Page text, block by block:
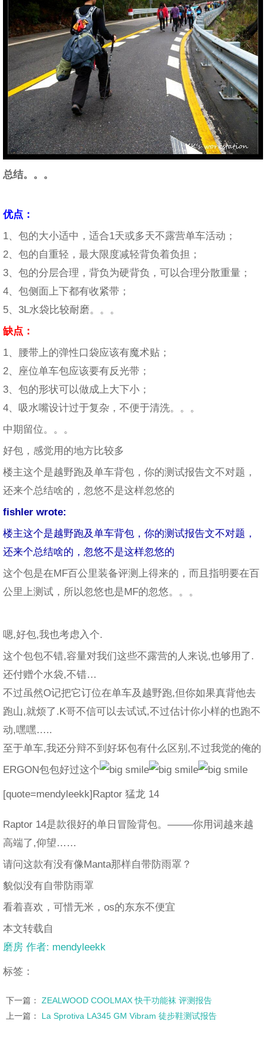
总结。。。
优点：
1、包的大小适中，适合1天或多天不露营单车活动；
2、包的自重轻，最大限度减轻背负着负担；
3、包的分层合理，背负为硬背负，可以合理分散重量；
4、包侧面上下都有收紧带；
5、3L水袋比较耐磨。。。
缺点：
1、腰带上的弹性口袋应该有魔术贴；
2、座位单车包应该要有反光带；
3、包的形状可以做成上大下小；
4、吸水嘴设计过于复杂，不便于清洗。。。
中期留位。。。
好包，感觉用的地方比较多
楼主这个是越野跑及单车背包，你的测试报告文不对题，
还来个总结啥的，忽悠不是这样忽悠的
fishler wrote:
楼主这个是越野跑及单车背包，你的测试报告文不对题，
还来个总结啥的，忽悠不是这样忽悠的
这个包是在MF百公里装备评测上得来的，而且指明要在百
公里上测试，所以忽悠也是MF的忽悠。。。
嗯,好包,我也考虑入个.
这个包包不错,容量对我们这些不露营的人来说,也够用了.
还付赠个水袋,不错…
不过虽然O记把它订位在单车及越野跑,但你如果真背他去
跑山,就烦了.K哥不信可以去试试,不过估计你小样的也跑不
动,嘿嘿…..
至于单车,我还分辩不到好坏包有什么区别,不过我觉的俺的
ERGON包包好过这个
[quote=mendyleekk]Raptor 猛龙 14
Raptor 14是款很好的单日冒险背包。——–你用词越来越
高端了,仰望……
请问这款有没有像Manta那样自带防雨罩？
貌似没有自带防雨罩
看着喜欢，可惜无米，os的东东不便宜
本文转载自
磨房 作者: mendyleekk
标签：
下一篇： ZEALWOOD COOLMAX 快干功能袜 评测报告
上一篇： La Sprotiva LA345 GM Vibram 徒步鞋测试报告